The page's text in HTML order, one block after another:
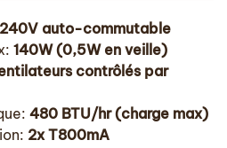
auto-commutable
140W (0,5W en veille)
contrôlés par
480 BTU/hr (charge max)
2x T800mA